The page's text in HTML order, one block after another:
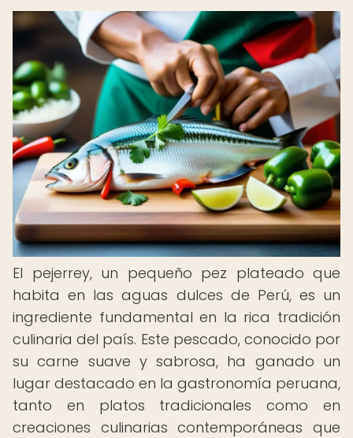
El pejerrey, un pequeño pez plateado que
habita en las aguas dulces de Perú, es un
ingrediente fundamental en la rica tradición
culinaria del país. Este pescado, conocido por
su carne suave y sabrosa, ha ganado un
lugar destacado en la gastronomía peruana,
tanto en platos tradicionales como en
creaciones culinarias contemporáneas que